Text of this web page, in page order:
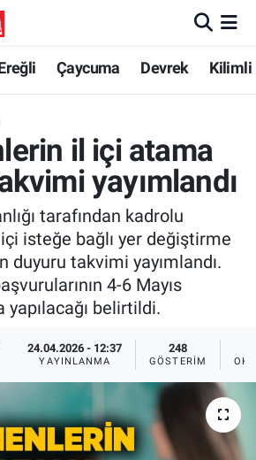
Çaycuma Devrek Kilimli
il içi atama
yayımlandı
tarafından kadrolu
isteğe bağlı yer değiştirme
duyuru takvimi yayımlandı.
4-6 Mayıs
yapılacağı belirtildi.
24.04.2026 - 12:37
YAYINLANMA
248
GÖSTERIM
Eczaneler
Durumu
Vakitleri
Yoğunluk Haritası
Durumu ve Fikstür